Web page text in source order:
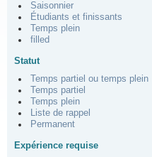
Saisonnier
Étudiants et finissants
Temps plein
filled
Statut
Temps partiel ou temps plein
Temps partiel
Temps plein
Liste de rappel
Permanent
Expérience requise